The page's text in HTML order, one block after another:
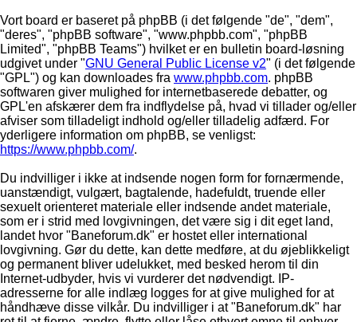
Vort board er baseret på phpBB (i det følgende "de", "dem",
"deres", "phpBB software", "www.phpbb.com", "phpBB
Limited", "phpBB Teams") hvilket er en bulletin board-løsning
udgivet under "GNU General Public License v2" (i det følgende
"GPL") og kan downloades fra www.phpbb.com. phpBB
softwaren giver mulighed for internetbaserede debatter, og
GPL'en afskærer dem fra indflydelse på, hvad vi tillader og/eller
afviser som tilladeligt indhold og/eller tilladelig adfærd. For
yderligere information om phpBB, se venligst:
https://www.phpbb.com/.
Du indvilliger i ikke at indsende nogen form for fornærmende,
uanstændigt, vulgært, bagtalende, hadefuldt, truende eller
sexuelt orienteret materiale eller indsende andet materiale,
som er i strid med lovgivningen, det være sig i dit eget land,
landet hvor "Baneforum.dk" er hostet eller international
lovgivning. Gør du dette, kan dette medføre, at du øjeblikkeligt
og permanent bliver udelukket, med besked herom til din
Internet-udbyder, hvis vi vurderer det nødvendigt. IP-
adresserne for alle indlæg logges for at give mulighed for at
håndhæve disse vilkår. Du indvilliger i at "Baneforum.dk" har